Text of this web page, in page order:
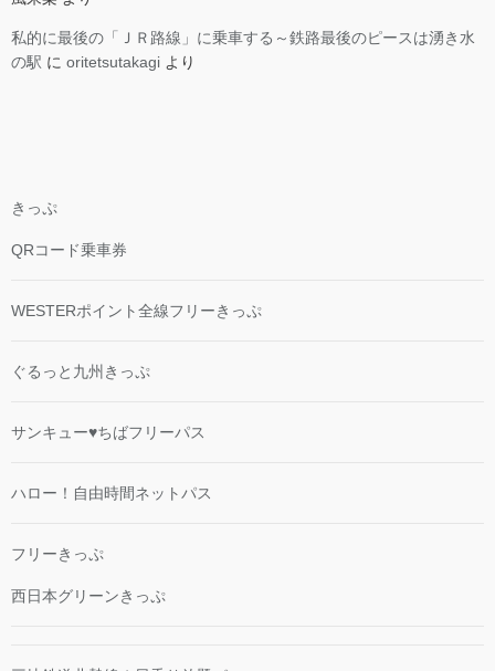
私的に最後の「ＪＲ路線」に乗車する～鉄路最後のピースは湧き水
の駅 に oritetsutakagi より
きっぷ
QRコード乗車券
WESTERポイント全線フリーきっぷ
ぐるっと九州きっぷ
サンキュー♥ちばフリーパス
ハロー！自由時間ネットパス
フリーきっぷ
西日本グリーンきっぷ